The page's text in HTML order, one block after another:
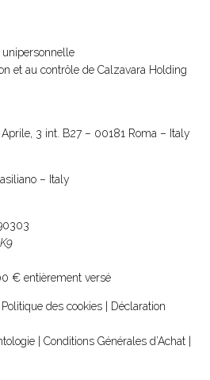
unipersonnelle
et au contrôle de Calzavara Holding
3 int. B27 – 00181 Roma – Italy
– Italy
€ entièrement versé
Politique des cookies | Déclaration
| Conditions Générales d’Achat |